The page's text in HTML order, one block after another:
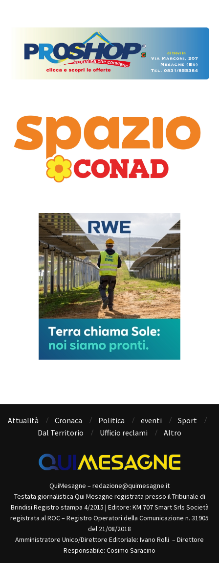
Attualità Cronaca Politica eventi
Sport
Dal Territorio
Ufficio reclami Altro
QuiMesagne – redazione@quimesagne.it
Testata giornalistica Qui Mesagne registrata presso il Tribunale di
Brindisi Registro stampa 4/2015 | Editore: KM 707 Smart Srls Società
registrata al ROC – Registro Operatori della Comunicazione n. 31905
del 21/08/2018
Amministratore Unico/Direttore Editoriale: Ivano Rolli – Direttore
Responsabile: Cosimo Saracino